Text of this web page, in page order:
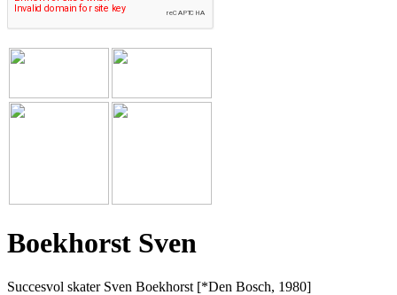
Boekhorst Sven
Succesvol skater Sven Boekhorst [*Den Bosch, 1980]